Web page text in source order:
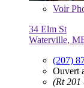
Voir
34 Elm St
Waterville,
(207)
Ouvert
(Rt 201